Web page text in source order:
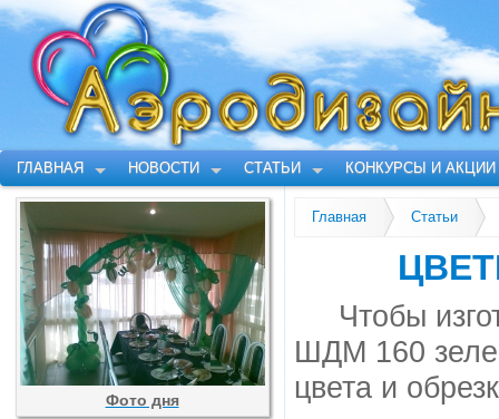
ГЛАВНАЯ НОВОСТИ СТАТЬИ КОНКУРСЫ И АКЦИИ
Фото дня
Главная Статьи
Чтобы
ШДМ 160
цвета и